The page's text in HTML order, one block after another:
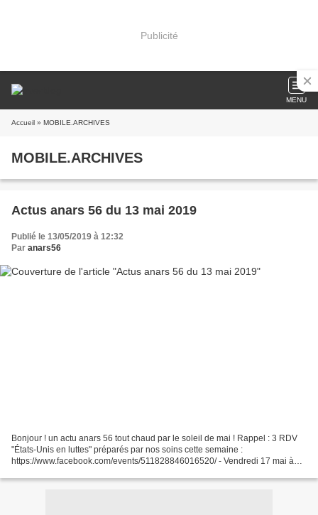
Publicité
MENU
Accueil » MOBILE.ARCHIVES
MOBILE.ARCHIVES
Actus anars 56 du 13 mai 2019
Publié le 13/05/2019 à 12:32
Par anars56
Bonjour ! un actu anars 56 tout chaud par le soleil de mai ! Rappel : 3 RDV
"États-Unis en luttes" préparés par nos soins cette semaine :
https://www.facebook.com/events/511828846016520/ - Vendredi 17 mai à